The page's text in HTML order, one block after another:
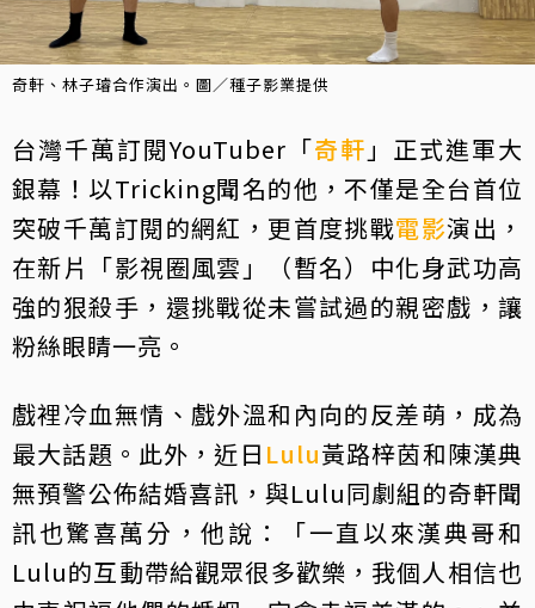
奇軒、林子璿合作演出。圖／種子影業提供
台灣千萬訂閱YouTuber「奇軒 」正式進軍大
銀幕！以Tricking聞名的他，不僅是全台首位
突破千萬訂閱的網紅，更首度挑戰電影演出，
在新片「影視圈風雲」（暫名）中化身武功高
強的狠殺手，還挑戰從未嘗試過的親密戲，讓
粉絲眼睛一亮。
戲裡冷血無情、戲外溫和內向的反差萌，成為
最大話題。此外，近日 Lulu黃路梓茵和陳漢典
無預警公佈結婚喜訊，與Lulu同劇組的奇軒聞
訊也驚喜萬分，他說：「一直以來漢典哥和
Lulu的互動帶給觀眾很多歡樂，我個人相信也